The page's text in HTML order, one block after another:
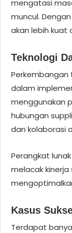
mengatasi
muncul.
akan lebih kuat
Teknologi
Perkembangan
dalam
menggunakan
hubungan
dan kolaborasi
Perangkat
melacak
Kasus
Terdapat